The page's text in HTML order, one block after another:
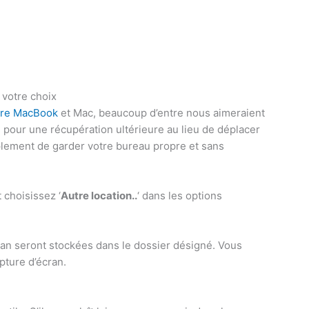
votre choix
MacBook et Mac, beaucoup d’entre nous aimeraient
une récupération ultérieure au lieu de déplacer
de garder votre bureau propre et sans
‘Autre location..‘ dans les options
seront stockées dans le dossier désigné. Vous
d’écran.